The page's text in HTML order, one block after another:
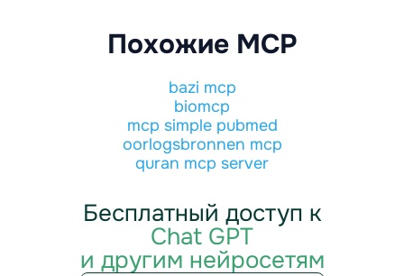
Похожие MCP
bazi mcp
biomcp
mcp simple pubmed
oorlogsbronnen mcp
quran mcp server
Бесплатный доступ к
Chat GPT
и другим нейросетям